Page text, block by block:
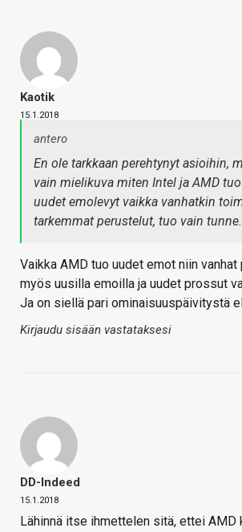
Kaotik
15.1.2018
antero
En ole tarkkaan perehtynyt asioihin,
vain mielikuva miten Intel ja AMD
uudet emolevyt vaikka vanhatkin
tarkemmat perustelut, tuo vain tunne.
Vaikka AMD tuo uudet emot niin
myös uusilla emoilla ja uudet prossut
Ja on siellä pari ominaisuuspäivitystä
Kirjaudu sisään vastataksesi
DD-Indeed
15.1.2018
Lähinnä itse ihmettelen sitä, ettei